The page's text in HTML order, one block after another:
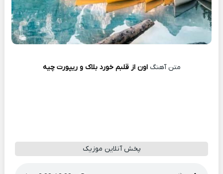
متن آهنگاون از قلبم خورد بلاک و ریپورت چیه
پخش آنلاین موزیک